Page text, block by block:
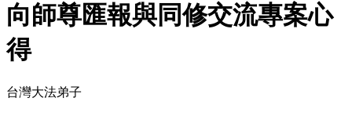
向師尊匯報與同修交流專案心
得
台灣大法弟子